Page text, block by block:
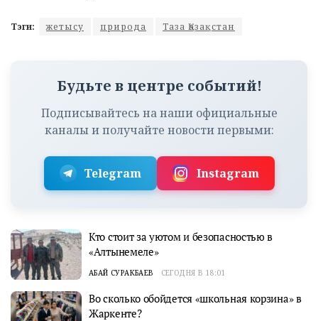
Тэги: жетысу природа Таза Қазақстан
Будьте в центре событий!
Подписывайтесь на наши официальные
каналы и получайте новости первыми:
Telegram Instagram
Кто стоит за уютом и безопасностью в
«Алтынемеле»
АБАЙ СУРАКБАЕВ СЕГОДНЯ В 18:01
Во сколько обойдется «школьная корзина» в
Жаркенте?